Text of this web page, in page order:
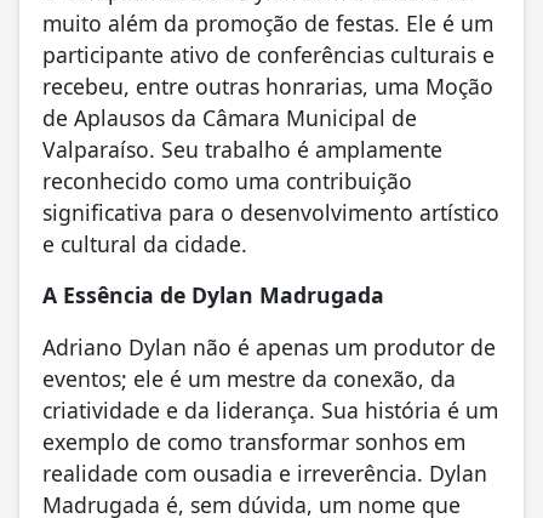
muito além da promoção de festas. Ele é um
participante ativo de conferências culturais e
recebeu, entre outras honrarias, uma Moção
de Aplausos da Câmara Municipal de
Valparaíso. Seu trabalho é amplamente
reconhecido como uma contribuição
significativa para o desenvolvimento artístico
e cultural da cidade.
A Essência de Dylan Madrugada
Adriano Dylan não é apenas um produtor de
eventos; ele é um mestre da conexão, da
criatividade e da liderança. Sua história é um
exemplo de como transformar sonhos em
realidade com ousadia e irreverência. Dylan
Madrugada é, sem dúvida, um nome que